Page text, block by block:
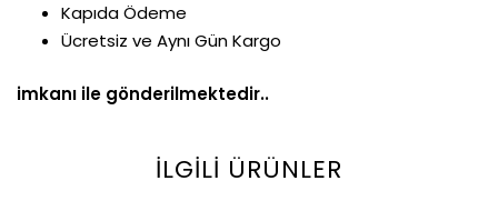
Kapıda Ödeme
Ücretsiz ve Aynı Gün Kargo
imkanı ile gönderilmektedir..
İLGILI ÜRÜNLER